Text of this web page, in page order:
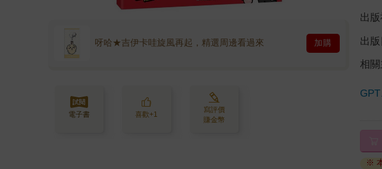
呀哈★吉伊卡哇旋風再起，精選周邊看過來 加購
電子書 喜歡+1
寫評價
賺金幣
出版
出版
相關
※